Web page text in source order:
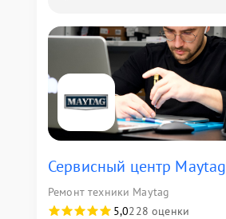
Сервисный центр Maytag
Ремонт техники Maytag
5,0228 оценки